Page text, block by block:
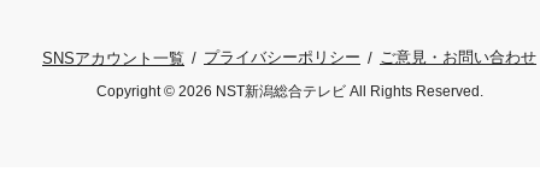
SNSアカウント一覧 プライバシーポリシー ご意見・お問い合わせ
Copyright © 2026 NST新潟総合テレビ All Rights Reserved.